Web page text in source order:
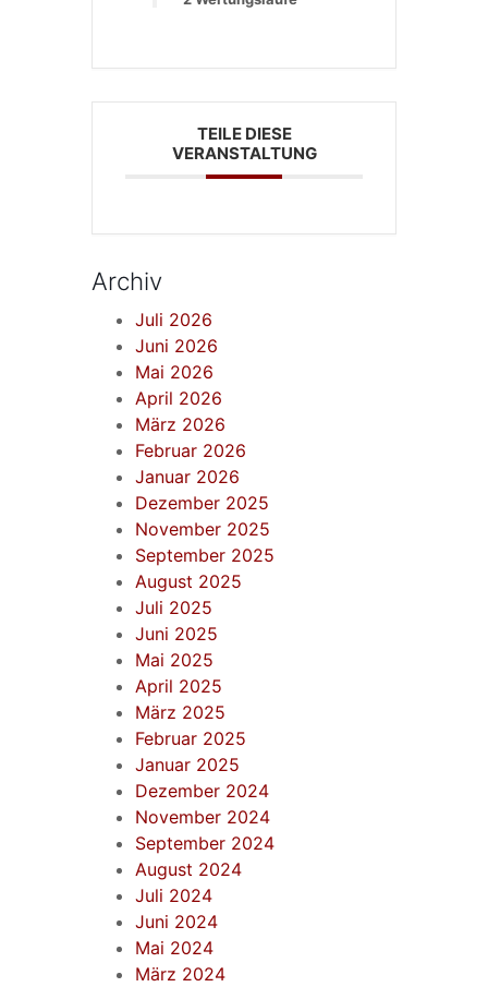
TEILE DIESE
VERANSTALTUNG
Archiv
Juli 2026
Juni 2026
Mai 2026
April 2026
März 2026
Februar 2026
Januar 2026
Dezember 2025
November 2025
September 2025
August 2025
Juli 2025
Juni 2025
Mai 2025
April 2025
März 2025
Februar 2025
Januar 2025
Dezember 2024
November 2024
September 2024
August 2024
Juli 2024
Juni 2024
Mai 2024
März 2024